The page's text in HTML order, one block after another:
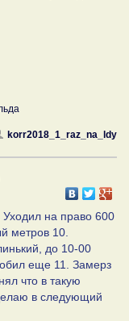
korr2018_1_raz_na_ldy
Уходил на право 600
метров 10.
до 10-00
еще 11. Замерз
что в такую
в следующий